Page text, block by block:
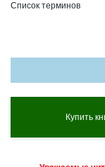
Список терминов
Купить